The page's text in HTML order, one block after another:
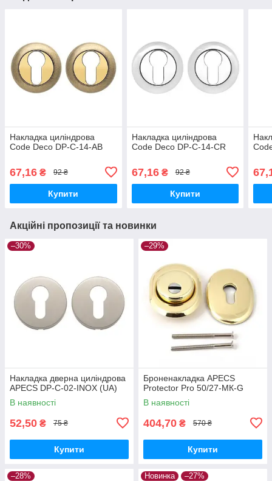
Накладка циліндрова
Code Deco DP-C-14-AB
67,16 ₴ 92 ₴
Купити
Накладка циліндрова
Code Deco DP-C-14-CR
67,16₴ 92 ₴
Купити
Акційні пропозиції та новинки
–30%
Накладка дверна циліндрова
APECS DP-C-02-INOX (UA)
В наявності
52,50 ₴ 75 ₴
Купити
–29%
Броненакладка APECS
Protector Pro 50/27-МК-G
В наявності
404,70 ₴ 570 ₴
Купити
–28% Новинка –27%